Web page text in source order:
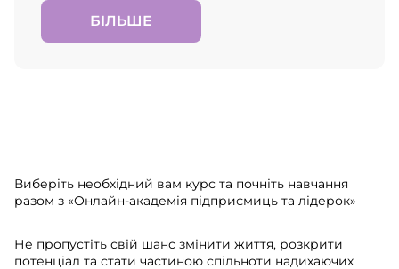
БІЛЬШЕ
Виберіть необхідний вам курс та почніть навчання
разом з «Онлайн-академія підприємиць та лідерок»
Не пропустіть свій шанс змінити життя, розкрити
потенціал та стати частиною спільноти надихаючих